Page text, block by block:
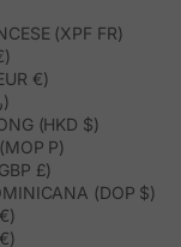
(XPF FR)
€)
QATAR (QAR ر.ق)
(HKD $)
P)
£)
(DOP $)